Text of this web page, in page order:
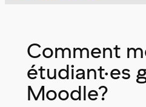
Comment
étudiant·es
Moodle?